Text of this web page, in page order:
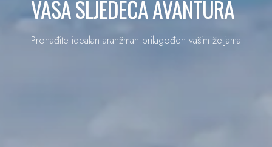
VAŠA SLJEDEĆA AVANTURA
Pronađite idealan aranžman prilagođen vašim željama